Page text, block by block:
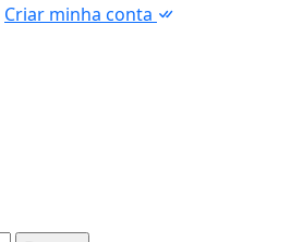
Criar minha conta